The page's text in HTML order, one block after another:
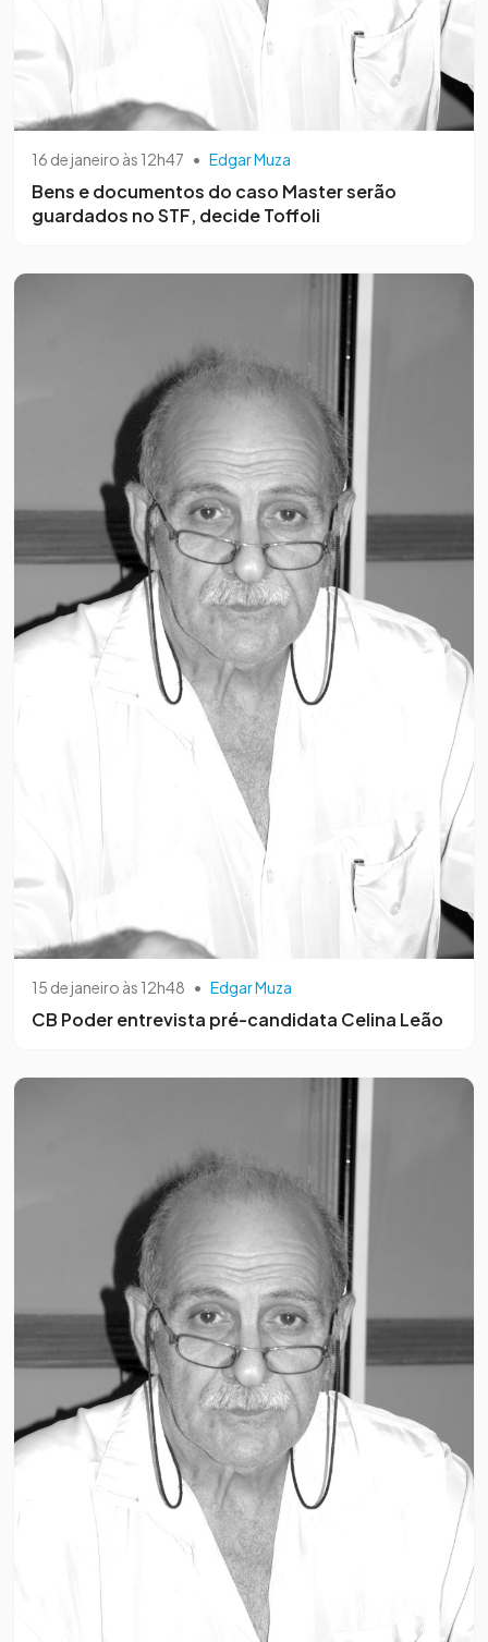
16 de janeiro às 12h47 • Edgar Muza
Bens e documentos do caso Master serão
guardados no STF, decide Toffoli
15 de janeiro às 12h48 • Edgar Muza
CB Poder entrevista pré-candidata Celina Leão